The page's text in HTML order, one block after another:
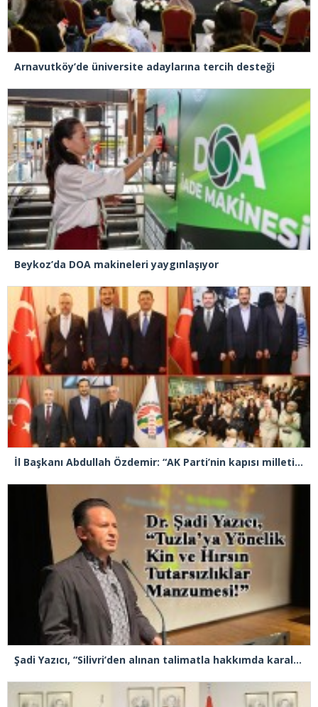
Arnavutköy’de üniversite adaylarına tercih desteği
Beykoz’da DOA makineleri yaygınlaşıyor
İl Başkanı Abdullah Özdemir: “AK Parti’nin kapısı milletine hizmet etmek isteyen herkese açıktır”
Şadi Yazıcı, “Silivri’den alınan talimatla hakkımda karalama kampanyası yürütülüyor”